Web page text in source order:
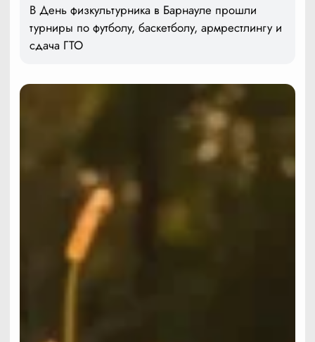
В День физкультурника в Барнауле прошли
турниры по футболу, баскетболу, армрестлингу и
сдача ГТО